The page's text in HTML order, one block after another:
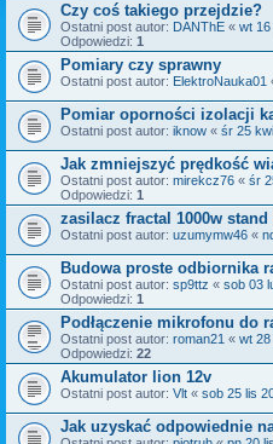
Czy coś takiego przejdzie?
Ostatni post autor: DANThE « wt 16
Odpowiedzi: 1
Pomiary czy sprawny
Ostatni post autor: ElektroNauka01
Pomiar oporności izolacji
Ostatni post autor: iknow « śr 25
Jak zmniejszyć prędkość
Ostatni post autor: mirekcz76 « śr
Odpowiedzi: 1
zasilacz fractal 1000w stand
Ostatni post autor: uzumymw46 «
Budowa proste odbiornika
Ostatni post autor: sp9ttz « sob 03
Odpowiedzi: 1
Podłączenie mikrofonu do
Ostatni post autor: roman21 « wt 28
Odpowiedzi: 22
Akumulator lion 12v
Ostatni post autor: Vlt « sob 25 lis
Jak uzyskać odpowiednie